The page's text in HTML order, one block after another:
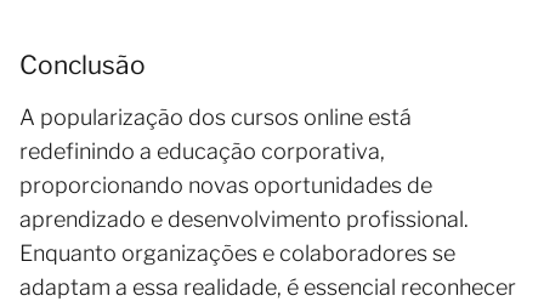
Conclusão
A popularização dos cursos online está
redefinindo a educação corporativa,
proporcionando novas oportunidades de
aprendizado e desenvolvimento profissional.
Enquanto organizações e colaboradores se
adaptam a essa realidade, é essencial reconhecer